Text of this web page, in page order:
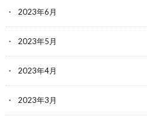
2023年6月
2023年5月
2023年4月
2023年3月